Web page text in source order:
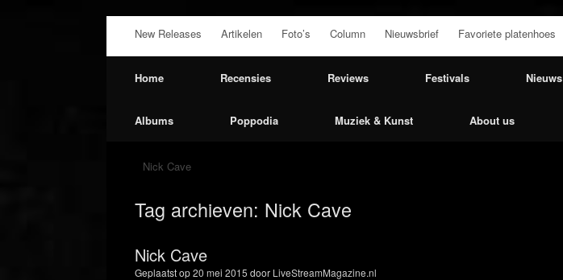
de
New Releases Artikelen Foto’s Column Nieuwsbrief Favoriete platenhoes
Home Recensies Reviews Festivals Nieuws
Albums Poppodia Muziek & Kunst About us
Nick Cave
Tag archieven: Nick Cave
Nick Cave
Geplaatst op20 mei 2015 door LiveStreamMagazine.nl